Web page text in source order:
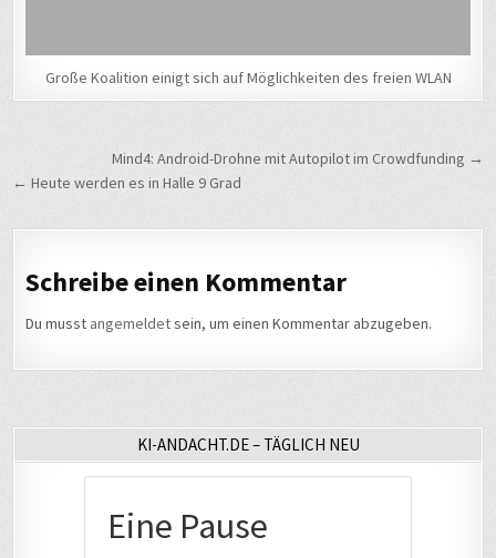
Große Koalition einigt sich auf Möglichkeiten des freien WLAN
Beitragsnavigation
Mind4: Android-Drohne mit Autopilot im Crowdfunding →
← Heute werden es in Halle 9 Grad
Schreibe einen Kommentar
Du musst angemeldetsein, um einen Kommentar abzugeben.
KI-ANDACHT.DE – TÄGLICH NEU